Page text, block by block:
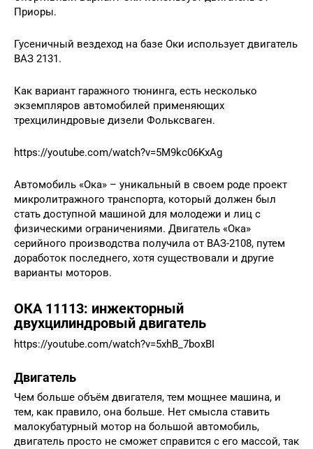
Приоры.
Гусеничный вездеход на базе Оки использует двигатель
ВАЗ 2131.
Как вариант гаражного тюнинга, есть несколько
экземпляров автомобилей применяющих
трехцилиндровые дизели Фольксваген.
https://youtube.com/watch?v=5M9kc06KxAg
Автомобиль «Ока» – уникальный в своем роде проект
микролитражного транспорта, который должен был
стать доступной машиной для молодежи и лиц с
физическими ограничениями. Двигатель «Ока»
серийного производства получила от ВАЗ-2108, путем
доработок последнего, хотя существовали и другие
варианты моторов.
ОКА 11113: инжекторный
двухцилиндровый двигатель
https://youtube.com/watch?v=5xhB_7boxBI
Двигатель
Чем больше объём двигателя, тем мощнее машина, и
тем, как правило, она больше. Нет смысла ставить
малокубатурный мотор на большой автомобиль,
двигатель просто не сможет справится с его массой, так